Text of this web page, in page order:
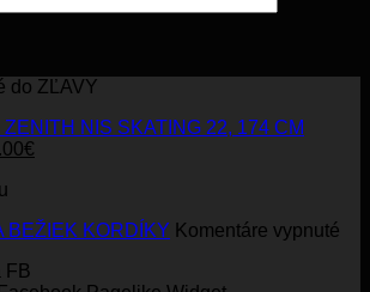
do ZĽAVY
NIS SKATING 22, 174 CM
€
BEŽIEK KORDÍKY Komentáre vypnuté
FB